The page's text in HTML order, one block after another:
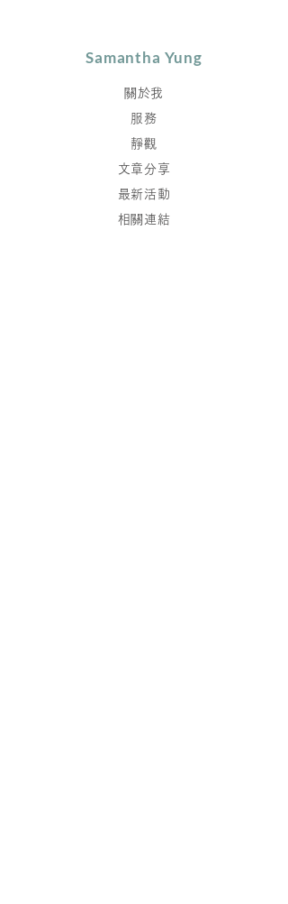
Samantha Yung
關於我
服務
靜觀
文章分享
最新活動
相關連結